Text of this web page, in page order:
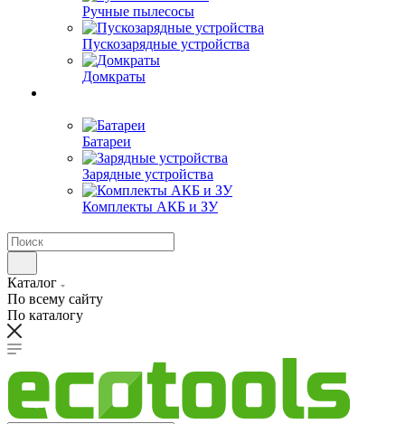
Ручные пылесосы
Пускозарядные устройства
Домкраты
Батареи
Зарядные устройства
Комплекты АКБ и ЗУ
Каталог
По всему сайту
По каталогу